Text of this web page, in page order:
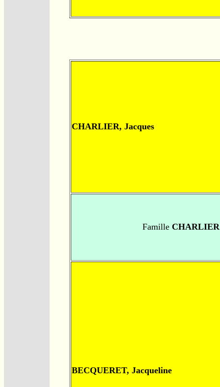
CHARLIER, Jacques
FamilleCHARLIER
BECQUERET, Jacqueline